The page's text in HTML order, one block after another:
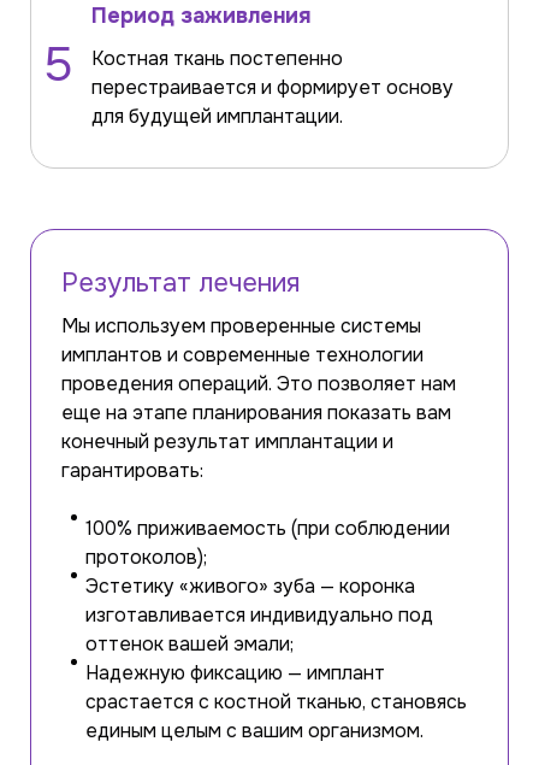
5
Период заживления
Костная ткань постепенно
перестраивается и формирует основу
для будущей имплантации.
Результат лечения
Мы используем проверенные системы
имплантов и современные технологии
проведения операций. Это позволяет нам
еще на этапе планирования показать вам
конечный результат имплантации и
гарантировать:
100% приживаемость (при соблюдении
протоколов);
Эстетику «живого» зуба — коронка
изготавливается индивидуально под
оттенок вашей эмали;
Надежную фиксацию — имплант
срастается с костной тканью, становясь
единым целым с вашим организмом.